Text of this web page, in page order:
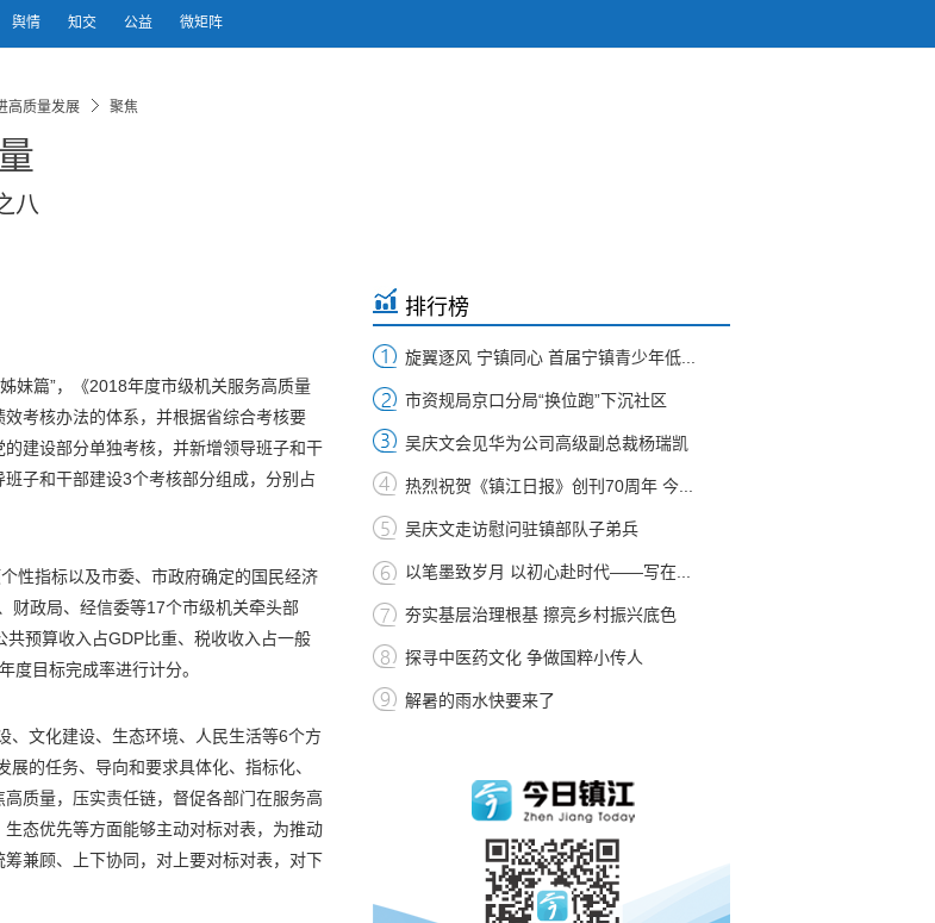
舆情 知交 公益 微矩阵
高质量发展 聚焦
八
妹篇”，《2018年度市级机关服务高质量
考核办法的体系，并根据省综合考核要
建设部分单独考核，并新增领导班子和干
子和干部建设3个考核部分组成，分别占
性指标以及市委、市政府确定的国民经济
财政局、经信委等17个市级机关牵头部
预算收入占GDP比重、税收收入占一般
度目标完成率进行计分。
、文化建设、生态环境、人民生活等6个方
的任务、导向和要求具体化、指标化、
质量，压实责任链，督促各部门在服务高
态优先等方面能够主动对标对表，为推动
兼顾、上下协同，对上要对标对表，对下
排行榜
旋翼逐风 宁镇同心 首届宁镇青少年低...
市资规局京口分局“换位跑”下沉社区
吴庆文会见华为公司高级副总裁杨瑞凯
热烈祝贺《镇江日报》创刊70周年 今...
吴庆文走访慰问驻镇部队子弟兵
以笔墨致岁月 以初心赴时代——写在...
夯实基层治理根基 擦亮乡村振兴底色
探寻中医药文化 争做国粹小传人
解暑的雨水快要来了